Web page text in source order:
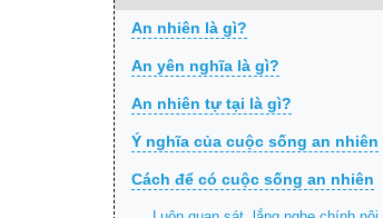
An nhiên là gì?
An yên nghĩa là gì?
An nhiên tự tại là gì?
Ý nghĩa của cuộc sống an nhiên
Cách để có cuộc sống an nhiên